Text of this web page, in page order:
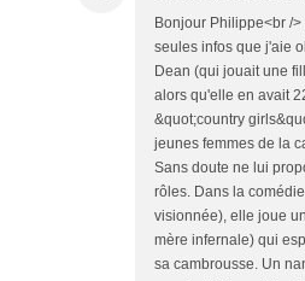
Bonjour Philippe<br /
seules infos que j'aie
Dean (qui jouait une
alors qu'elle en avait
&quot;country
jeunes femmes de la
Sans doute ne lui
rôles. Dans la
visionnée), elle joue
mère infernale) qui
sa cambrousse. Un